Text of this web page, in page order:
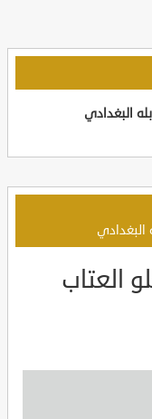
البغدادي
البغدادي
العتاب